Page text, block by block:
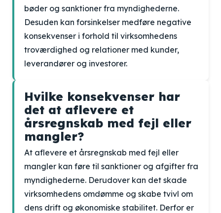
bøder og sanktioner fra myndighederne.
Desuden kan forsinkelser medføre negative
konsekvenser i forhold til virksomhedens
troværdighed og relationer med kunder,
leverandører og investorer.
Hvilke konsekvenser har
det at aflevere et
årsregnskab med fejl eller
mangler?
At aflevere et årsregnskab med fejl eller
mangler kan føre til sanktioner og afgifter fra
myndighederne. Derudover kan det skade
virksomhedens omdømme og skabe tvivl om
dens drift og økonomiske stabilitet. Derfor er